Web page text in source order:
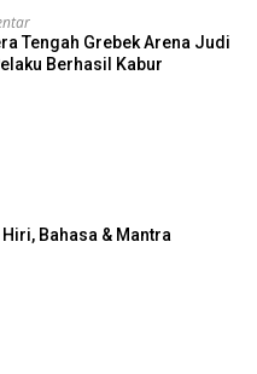
Tengah Grebek Arena Judi
Berhasil Kabur
Bahasa & Mantra